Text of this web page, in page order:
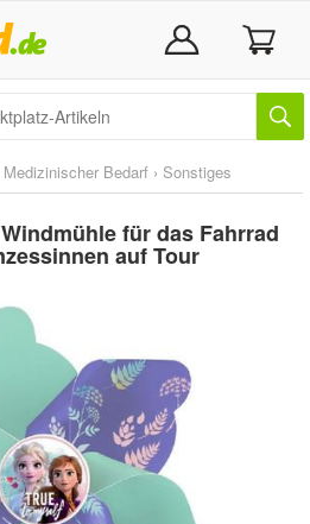
Medizinischer Bedarf › Sonstiges
für das Fahrrad
auf Tour